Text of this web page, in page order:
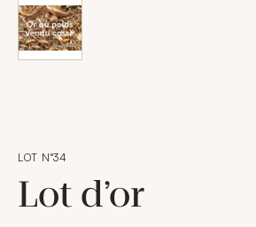
LOT N°34
Lot d’or